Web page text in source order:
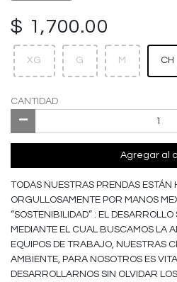
$ 1,700.00
XG G M CH
CANTIDAD
Agregar al
TODAS NUESTRAS PRENDAS
ORGULLOSAMENTE POR MANOS
“SOSTENIBILIDAD” : EL
MEDIANTE EL CUAL BUSCAMOS LA
EQUIPOS DE TRABAJO, NUESTRAS
AMBIENTE, PARA NOSOTROS ES
DESARROLLARNOS SIN OLVIDAR